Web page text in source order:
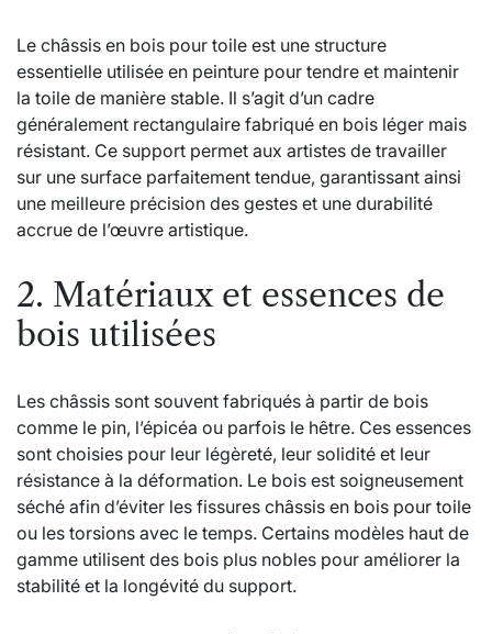
Le châssis en bois pour toile est une structure
essentielle utilisée en peinture pour tendre et maintenir
la toile de manière stable. Il s’agit d’un cadre
généralement rectangulaire fabriqué en bois léger mais
résistant. Ce support permet aux artistes de travailler
sur une surface parfaitement tendue, garantissant ainsi
une meilleure précision des gestes et une durabilité
accrue de l’œuvre artistique.
2. Matériaux et essences de
bois utilisées
Les châssis sont souvent fabriqués à partir de bois
comme le pin, l’épicéa ou parfois le hêtre. Ces essences
sont choisies pour leur légèreté, leur solidité et leur
résistance à la déformation. Le bois est soigneusement
séché afin d’éviter les fissures châssis en bois pour toile
ou les torsions avec le temps. Certains modèles haut de
gamme utilisent des bois plus nobles pour améliorer la
stabilité et la longévité du support.